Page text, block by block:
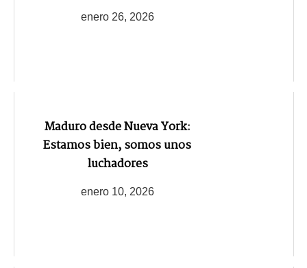
enero 26, 2026
Maduro desde Nueva York:
Estamos bien, somos unos
luchadores
enero 10, 2026